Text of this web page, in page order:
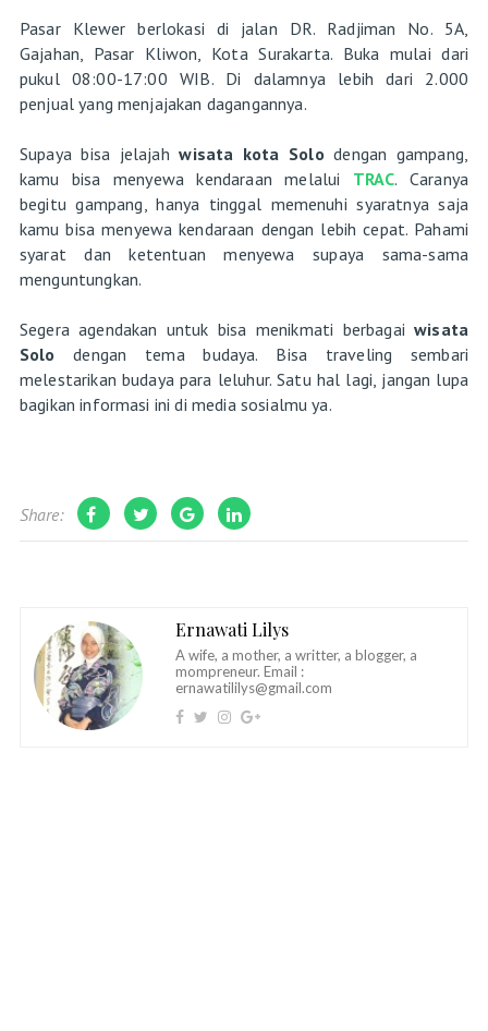
Pasar Klewer berlokasi di jalan DR. Radjiman No. 5A,
Gajahan, Pasar Kliwon, Kota Surakarta. Buka mulai dari
pukul 08:00-17:00 WIB. Di dalamnya lebih dari 2.000
penjual yang menjajakan dagangannya.
Supaya bisa jelajahwisata kota Solo dengan gampang,
kamu bisa menyewa kendaraan melalui TRAC. Caranya
begitu gampang, hanya tinggal memenuhi syaratnya saja
kamu bisa menyewa kendaraan dengan lebih cepat. Pahami
syarat dan ketentuan menyewa supaya sama-sama
menguntungkan.
Segera agendakan untuk bisa menikmati berbagaiwisata
Solodengan tema budaya. Bisa traveling sembari
melestarikan budaya para leluhur. Satu hal lagi, jangan lupa
bagikan informasi ini di media sosialmu ya.
Share:
Ernawati Lilys
A wife, a mother, a writter, a blogger, a
mompreneur. Email :
ernawatililys@gmail.com